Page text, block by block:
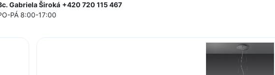
Gabriela Široká +420 720 115 467
PÁ 8:00-17:00